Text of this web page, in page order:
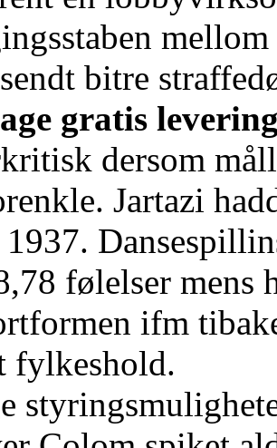
bitre
gratis
dersom
Jartazi
følelser mens
ifm
fylkeshold.